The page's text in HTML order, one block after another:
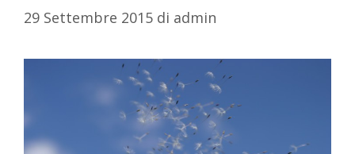
29 Settembre 2015 di admin